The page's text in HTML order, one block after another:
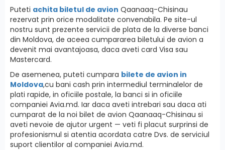
Puteti achita biletul de avion Qaanaaq-Chisinau
rezervat prin orice modalitate convenabila. Pe site-ul
nostru sunt prezente servicii de plata de la diverse banci
din Moldova, de aceea cumpararea biletului de avion a
devenit mai avantajoasa, daca aveti card Visa sau
Mastercard.
De asemenea, puteti cumpara bilete de avion in
Moldova,cu bani cash prin intermediul terminalelor de
plati rapide, in oficiile postale, la banci si in oficiile
companiei Avia.md. Iar daca aveti intrebari sau daca ati
cumparat de la noi bilet de avion Qaanaaq-Chisinau si
aveti nevoie de ajutor urgent — veti fi placut surprinsi de
profesionismul si atentia acordata catre Dvs. de serviciul
suport clientilor al companiei Avia.md.